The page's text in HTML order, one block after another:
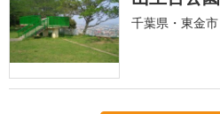
千葉県・東金市